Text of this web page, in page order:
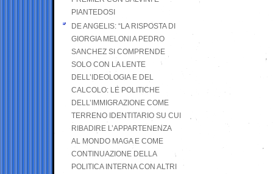
PIANTEDOSI
DE ANGELIS: “LA RISPOSTA DI
GIORGIA MELONI A PEDRO
SANCHEZ SI COMPRENDE
SOLO CON LA LENTE
DELL’IDEOLOGIA E DEL
CALCOLO: LE POLITICHE
DELL’IMMIGRAZIONE COME
TERRENO IDENTITARIO SU CUI
RIBADIRE L’APPARTENENZA
AL MONDO MAGA E COME
CONTINUAZIONE DELLA
POLITICA INTERNA CON ALTRI